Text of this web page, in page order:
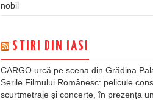
nobil
STIRI DIN IASI
CARGO urcă pe scena din Grădina
Serile Filmului Românesc: pelicule
scurtmetraje și concerte, în prezența